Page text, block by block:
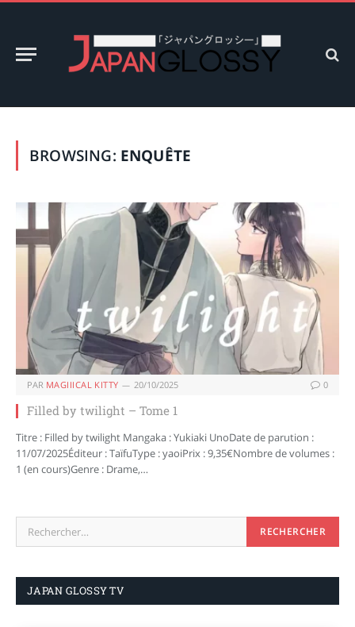
BROWSING: ENQUÊTE
PAR MAGIIICAL KITTY 20/10/2025 0
Filled by twilight – Tome 1
Titre : Filled by twilight Mangaka : Yukiaki UnoDate de parution :
11/07/2025Éditeur : TaïfuType : yaoiPrix : 9,35€Nombre de volumes :
1 (en cours)Genre : Drame,…
JAPAN GLOSSY TV